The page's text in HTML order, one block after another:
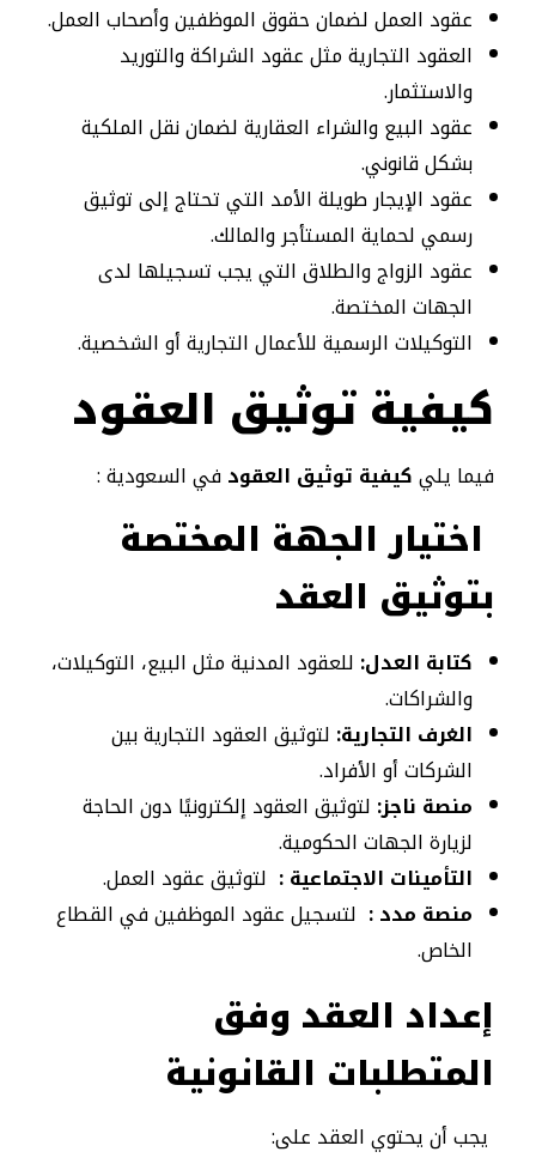
عقود العمل لضمان حقوق الموظفين وأصحاب العمل.
العقود التجارية مثل عقود الشراكة والتوريد
والاستثمار.
عقود البيع والشراء العقارية لضمان نقل الملكية
بشكل قانوني.
عقود الإيجار طويلة الأمد التي تحتاج إلى توثيق
رسمي لحماية المستأجر والمالك.
عقود الزواج والطلاق التي يجب تسجيلها لدى
الجهات المختصة.
التوكيلات الرسمية للأعمال التجارية أو الشخصية.
كيفية توثيق العقود
فيما يليكيفية توثيق العقودفي السعودية :
اختيار الجهة المختصة
بتوثيق العقد
كتابة العدل: للعقود المدنية مثل البيع، التوكيلات،
والشراكات.
الغرف التجارية: لتوثيق العقود التجارية بين
الشركات أو الأفراد.
منصة ناجز: لتوثيق العقود إلكترونيًا دون الحاجة
لزيارة الجهات الحكومية.
التأمينات الاجتماعية : لتوثيق عقود العمل.
منصة مدد : لتسجيل عقود الموظفين في القطاع
الخاص.
إعداد العقد وفق
المتطلبات القانونية
يجب أن يحتوي العقد على: